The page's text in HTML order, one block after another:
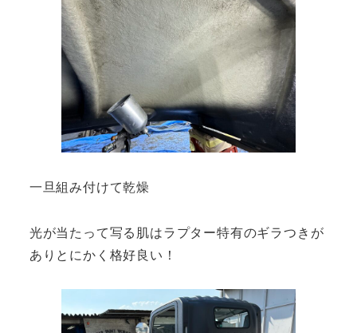
一旦組み付けて乾燥
光が当たって写る肌はラプター特有のギラつきが
ありとにかく格好良い！